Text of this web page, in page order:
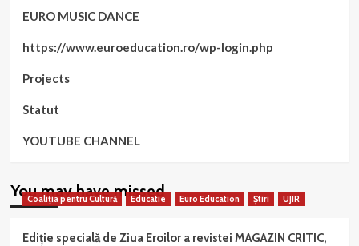
EURO MUSIC DANCE
https://www.euroeducation.ro/wp-login.php
Projects
Statut
YOUTUBE CHANNEL
You may have missed
Coaliția pentru Cultură Educatie Euro Education Știri UJIR
Ediție specială de Ziua Eroilor a revistei MAGAZIN CRITIC,